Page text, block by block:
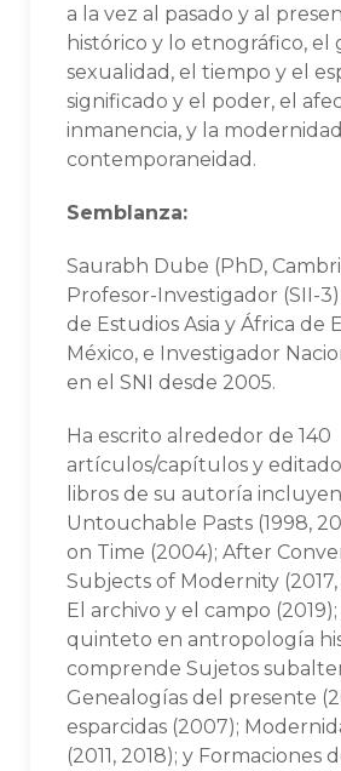
a la vez al pasado y al
histórico y lo etnográfico, el
sexualidad, el tiempo y el
significado y el poder, el
inmanencia, y la
contemporaneidad.
Semblanza:
Saurabh Dube (PhD,
Profesor-Investigador (SII-
de Estudios Asia y África de
México, e Investigador
en el SNI desde 2005.
Ha escrito alrededor de 140
artículos/capítulos y editado
libros de su autoría incluyen
Untouchable Pasts (1998,
on Time (2004); After
Subjects of Modernity (2017,
El archivo y el campo
quinteto en antropología
comprende Sujetos
Genealogías del presente
esparcidas (2007);
(2011, 2018); y Formaciones